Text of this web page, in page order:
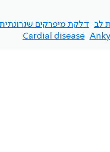
לב דלקת מיפרקים שגרונתית
Cardial disease